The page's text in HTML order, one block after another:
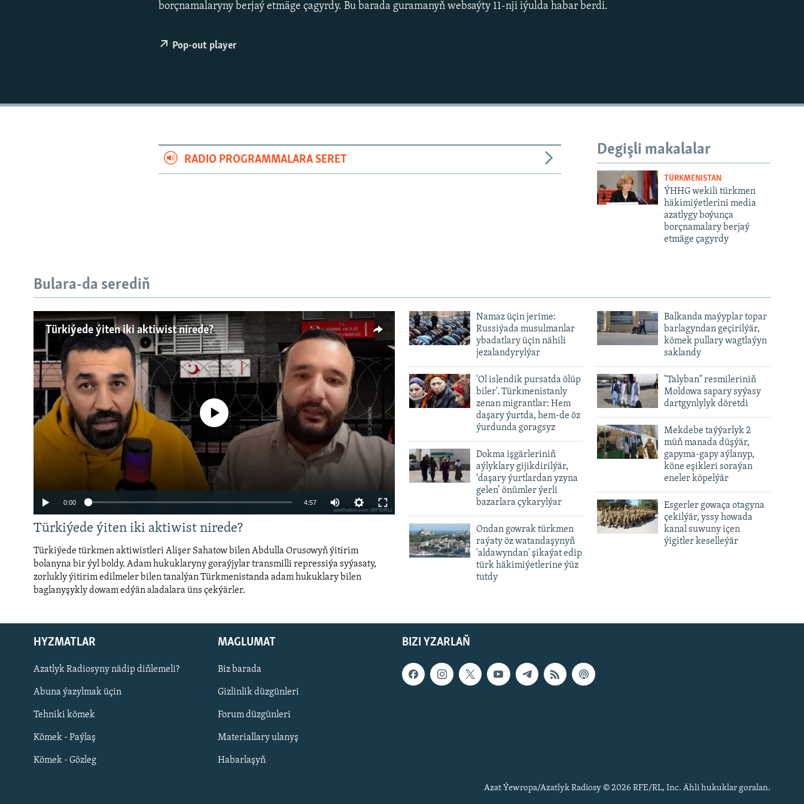
Русский
BIZI YZARLAŇ
borçnamalaryny berjaý etmäge çagyrdy. Bu barada guramanyň websaýty 11-nji iýulda habar berdi.
Pop-out player
Degişli makalalar
TÜRKMENISTAN
ÝHHG wekili türkmen
häkimiýetlerini media
azatlygy boýunça
borçnamalary berjaý
etmäge çagyrdy
RADIO PROGRAMMALARA SERET
Bulara-da serediň
Türkiýede ýiten iki aktiwist nirede?
No media source currently available
0:00 4:57
480p
Türkiýede ýiten iki aktiwist nirede?
Türkiýede türkmen aktiwistleri Alişer Sahatow bilen Abdulla Orusowyň ýitirim
bolanyna bir ýyl boldy. Adam hukuklaryny goraýjylar transmilli repressiýa syýasaty,
zorlukly ýitirim edilmeler bilen tanalýan Türkmenistanda adam hukuklary bilen
baglanyşykly dowam edýän aladalara üns çekýärler.
Namaz üçin jerime:
Russiýada musulmanlar
ybadatlary üçin nähili
jezalandyrylýar
'Ol islendik pursatda ölüp
biler'. Türkmenistanly
zenan migrantlar: Hem
daşary ýurtda, hem-de öz
ýurdunda goragsyz
Dokma işgärleriniň
aýlyklary gijikdirilýär,
‘daşary ýurtlardan yzyna
gelen’ önümler ýerli
bazarlara çykarylýar
Ondan gowrak türkmen
raýaty öz watandaşynyň
'aldawyndan' şikaýat edip
türk häkimiýetlerine ýüz
tutdy
Balkanda maýyplar topar
barlagyndan geçirilýär,
kömek pullary wagtlaýyn
saklandy
"Talyban" resmileriniň
Moldowa sapary syýasy
dartgynlylyk döretdi
Mekdebe taýýarlyk 2
müň manada düşýär,
gapyma-gapy aýlanyp,
köne eşikleri soraýan
eneler köpelýär
Esgerler gowaça otagyna
çekilýär, yssy howada
kanal suwuny içen
ýigitler keselleýär
BIZI YZARLAŇ
HYZMATLAR
Azatlyk Radiosyny nädip diňlemeli?
Abuna ýazylmak üçin
Tehniki kömek
Kömek - Paýlaş
Kömek - Gözleg
MAGLUMAT
Biz barada
Gizlinlik düzgünleri
Forum düzgünleri
Materiallary ulanyş
Habarlaşyň
Azat Ýewropa/Azatlyk Radiosy © 2026 RFE/RL, Inc. Ähli hukuklar goralan.